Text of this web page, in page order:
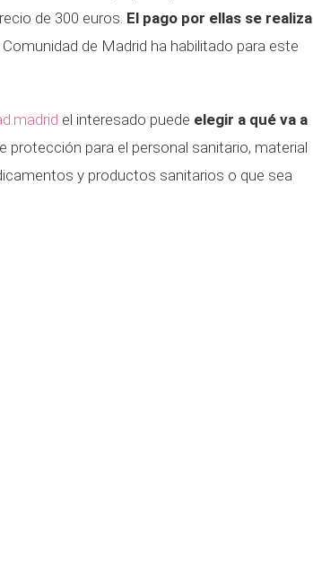
de 300 euros. El pago por ellas se realiza
de Madrid ha habilitado para este
el interesado puede elegir a qué va a
protección para el personal sanitario, material
y productos sanitarios o que sea